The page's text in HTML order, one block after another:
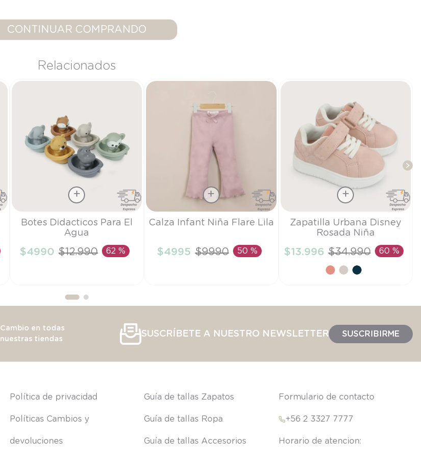
CONTINUAR COMPRANDO
Relacionados
Talla
AÑADIR AL CARRITO
Botes Didacticos Para El
Agua
$4990 $12.990 62 %
Talla
AÑADIR AL CARRITO
Calza Infant Niña Flare Lila
$4995 $9990 50 %
Talla
AÑADIR AL CARRITO
Zapatilla Urbana Disney
Rosada Niña
$13.996 $34.990 60 %
Cambio en todas
nuestras tiendas
SUSCRÍBETE A NUESTRO NEWSLETTER SUSCRIBIRME
Política de privacidad
Políticas Cambios y
devoluciones
Guía de tallas Zapatos
Guía de tallas Ropa
Guía de tallas Accesorios
Formulario de contacto
+56 2 3327 7777
10. poleron